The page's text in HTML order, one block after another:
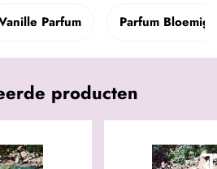
Parfum Parfum Bloemig
producten